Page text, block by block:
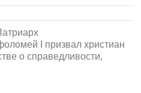
I призвал христиан
о справедливости,